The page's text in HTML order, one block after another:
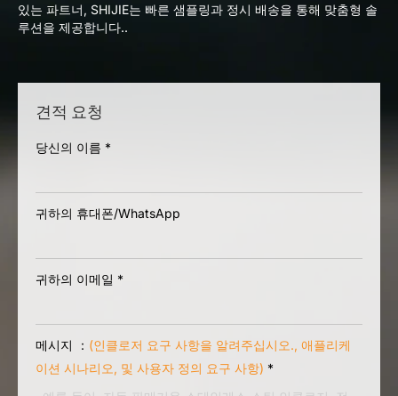
있는 파트너, SHIJIE는 빠른 샘플링과 정시 배송을 통해 맞춤형 솔
루션을 제공합니다..
견적 요청
당신의 이름 *
귀하의 휴대폰/WhatsApp
귀하의 이메일 *
메시지 ： (인클로저 요구 사항을 알려주십시오., 애플리케
이션 시나리오, 및 사용자 정의 요구 사항) *